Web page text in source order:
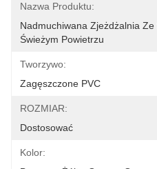
Nazwa Produktu:
Nadmuchiwana Zjeżdżalnia
Świeżym Powietrzu
Tworzywo:
Zagęszczone PVC
ROZMIAR:
Dostosować
Kolor: